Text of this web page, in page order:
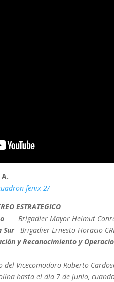
fenix-2/
ESTRATEGICO
Brigadier Mayor Helmut
SurBrigadier Ernesto Horacio
y Reconocimiento y
del Vicecomodoro Roberto
hasta el día 7 de junio,